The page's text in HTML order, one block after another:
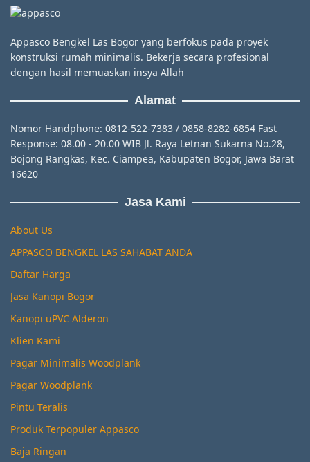
Appasco Bengkel Las Bogor yang berfokus pada proyek
konstruksi rumah minimalis. Bekerja secara profesional
dengan hasil memuaskan insya Allah
Alamat
Nomor Handphone: 0812-522-7383 / 0858-8282-6854 Fast
Response: 08.00 - 20.00 WIB Jl. Raya Letnan Sukarna No.28,
Bojong Rangkas, Kec. Ciampea, Kabupaten Bogor, Jawa Barat
16620
Jasa Kami
About Us
APPASCO BENGKEL LAS SAHABAT ANDA
Daftar Harga
Jasa Kanopi Bogor
Kanopi uPVC Alderon
Klien Kami
Pagar Minimalis Woodplank
Pagar Woodplank
Pintu Teralis
Produk Terpopuler Appasco
Baja Ringan